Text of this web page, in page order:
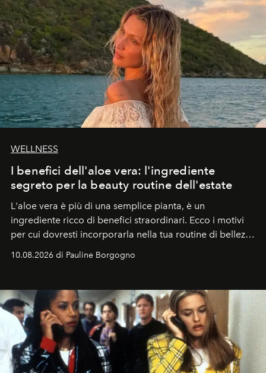
WELLNESS
I benefici dell'aloe vera: l'ingrediente
segreto per la beauty routine dell'estate
L'aloe vera è più di una semplice pianta, è un
ingrediente ricco di benefici straordinari. Ecco i motivi
per cui dovresti incorporarla nella tua routine di bellezza
e benessere.
10.08.2026 di Pauline Borgogno